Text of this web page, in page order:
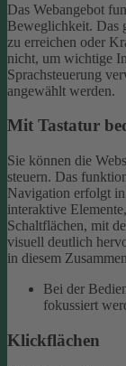
Das Webangebot
Beweglichkeit. Das
zu erreichen oder
nicht, um wichtige
Sprachsteuerung
angewählt werden.
Mit Tastatur
Sie können die
steuern. Das
Navigation erfolgt
interaktive
Schaltflächen, mit
visuell deutlich
in diesem
Bei der
fokussiert
Klickflächen